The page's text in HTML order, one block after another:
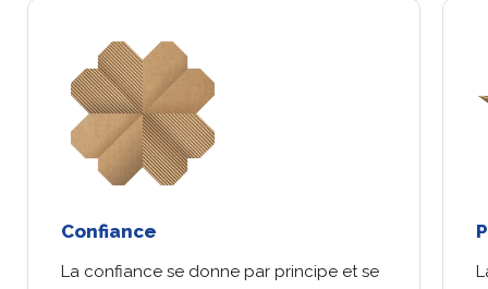
Confiance
La confiance se donne par principe et se